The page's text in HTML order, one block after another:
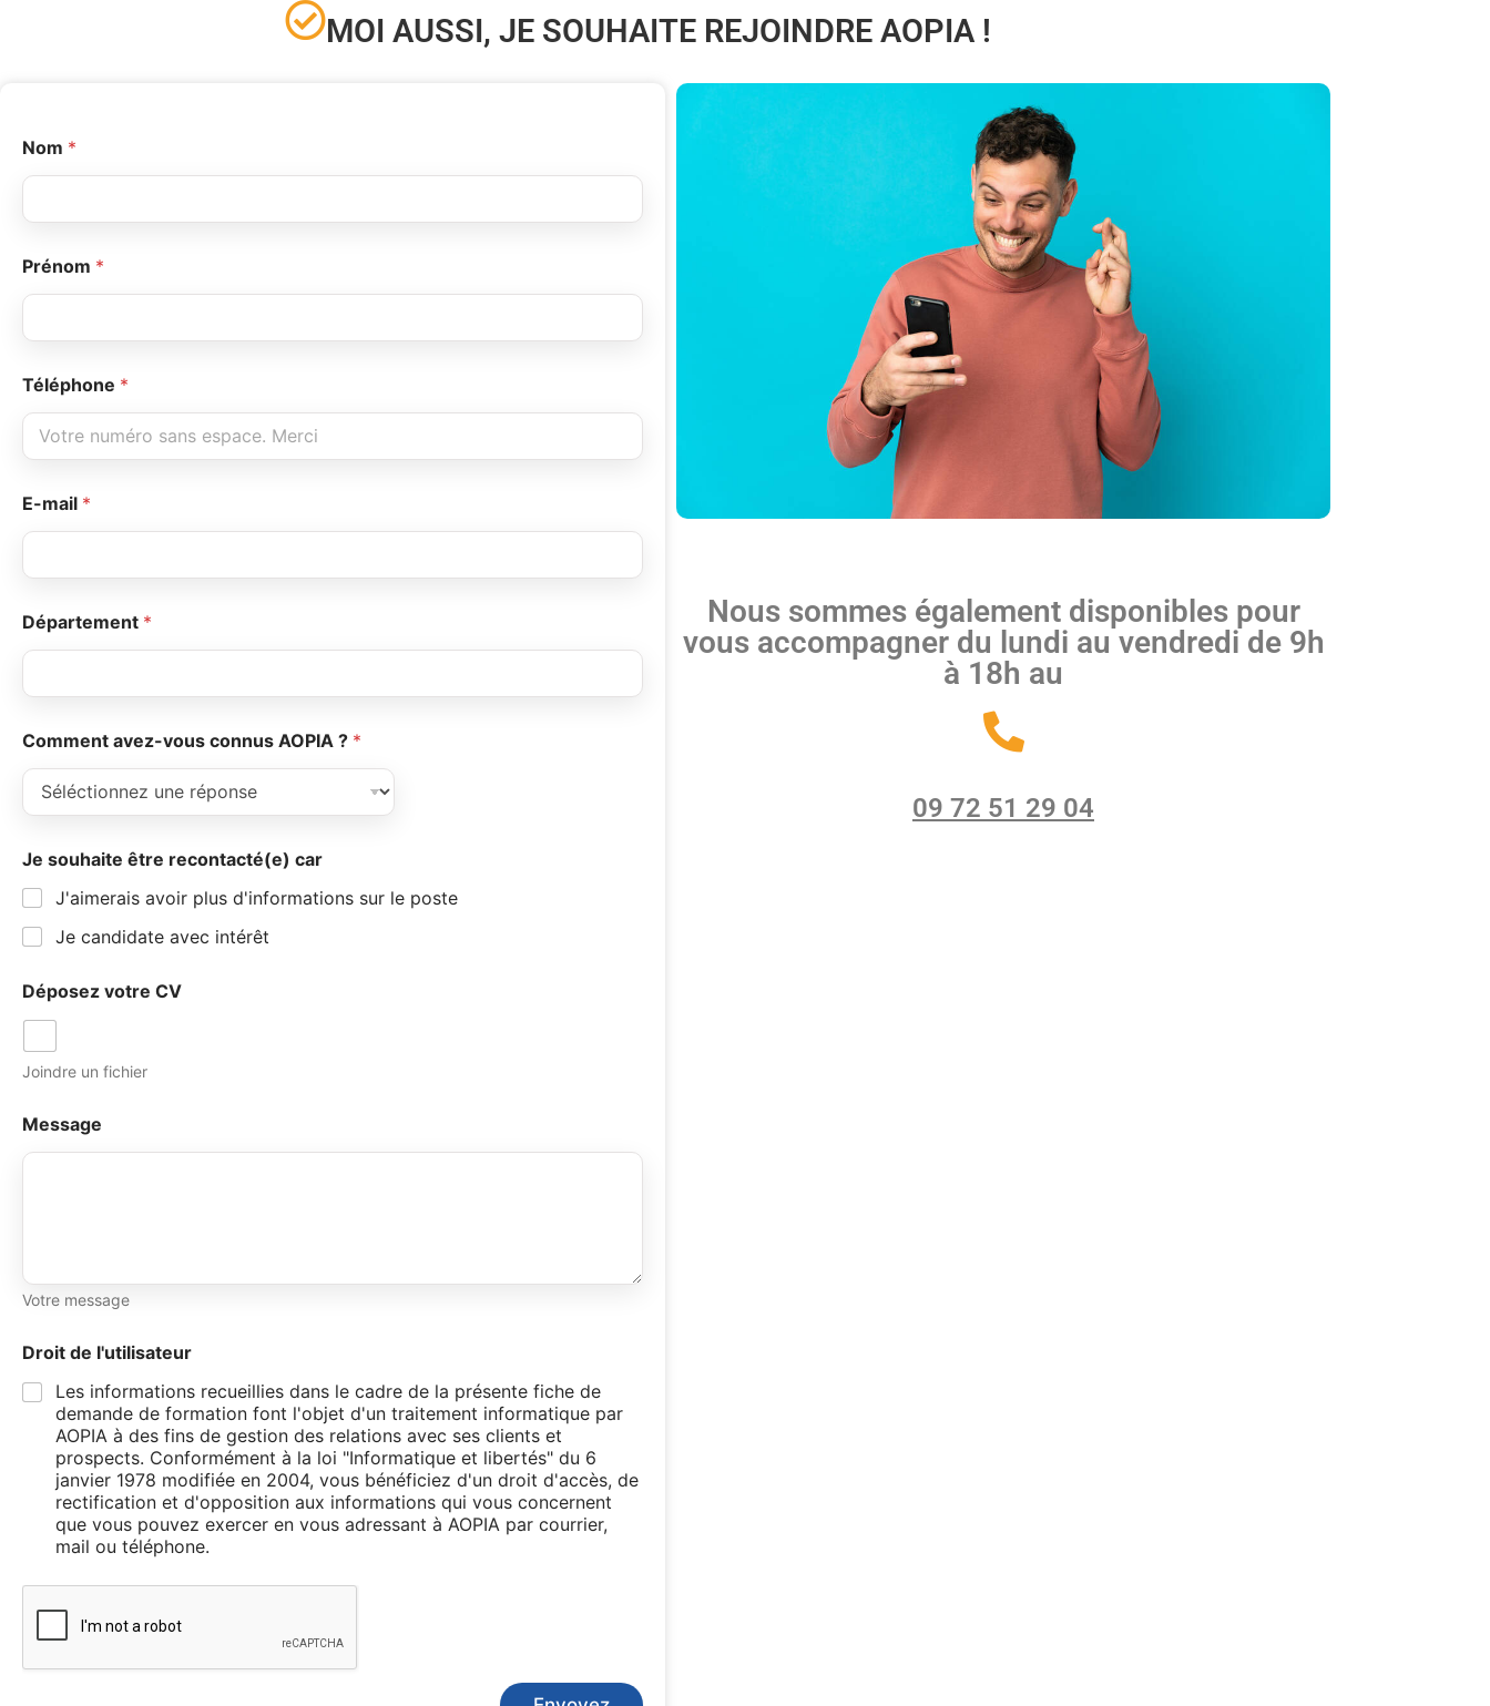
MOI AUSSI, JE SOUHAITE REJOINDRE AOPIA !
Nom *
Prénom *
Téléphone *
E-mail *
Département *
Comment avez-vous connus AOPIA ? *
Je souhaite être recontacté(e) car
J'aimerais avoir plus d'informations sur le poste
Je candidate avec intérêt
Déposez votre CV
Joindre un fichier
Message
Votre message
Droit de l'utilisateur
Les informations recueillies dans le cadre de la présente fiche de
demande de formation font l'objet d'un traitement informatique par
AOPIA à des fins de gestion des relations avec ses clients et
prospects. Conformément à la loi "Informatique et libertés" du 6
janvier 1978 modifiée en 2004, vous bénéficiez d'un droit d'accès, de
rectification et d'opposition aux informations qui vous concernent
que vous pouvez exercer en vous adressant à AOPIA par courrier,
mail ou téléphone.
Nous sommes également disponibles pour
vous accompagner du lundi au vendredi de 9h
à 18h au
09 72 51 29 04